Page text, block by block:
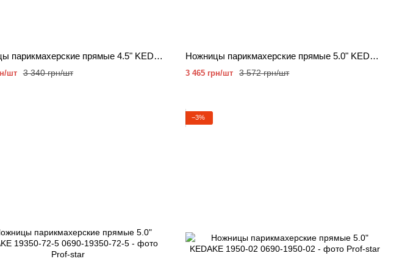
Ножницы парикмахерские прямые 4.5" KEDAKE 1245-02
3 340 грн/шт
шт
Ножницы парикмахерские прямые 5.0" KEDAKE 1050-62
3 572 грн/шт
3 465 грн/шт
−3%